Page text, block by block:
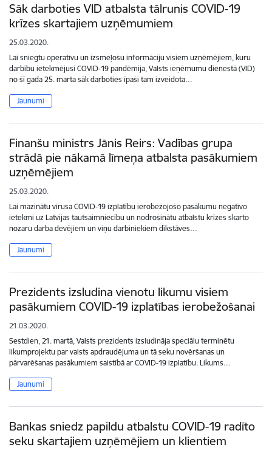
Sāk darboties VID atbalsta tālrunis COVID-19
krīzes skartajiem uzņēmumiem
25.03.2020.
Lai sniegtu operatīvu un izsmeļošu informāciju visiem uzņēmējiem, kuru
darbību ietekmējusi COVID-19 pandēmija, Valsts ieņēmumu dienestā (VID)
no šī gada 25. marta sāk darboties īpaši tam izveidota…
Jaunumi
Finanšu ministrs Jānis Reirs: Vadības grupa
strādā pie nākamā līmeņa atbalsta pasākumiem
uzņēmējiem
25.03.2020.
Lai mazinātu vīrusa COVID-19 izplatību ierobežojošo pasākumu negatīvo
ietekmi uz Latvijas tautsaimniecību un nodrošinātu atbalstu krīzes skarto
nozaru darba devējiem un viņu darbiniekiem dīkstāves…
Jaunumi
Prezidents izsludina vienotu likumu visiem
pasākumiem COVID-19 izplatības ierobežošanai
21.03.2020.
Sestdien, 21. martā, Valsts prezidents izsludināja speciālu terminētu
likumprojektu par valsts apdraudējuma un tā seku novēršanas un
pārvarēšanas pasākumiem saistībā ar COVID-19 izplatību. Likums…
Jaunumi
Bankas sniedz papildu atbalstu COVID-19 radīto
seku skartajiem uzņēmējiem un klientiem